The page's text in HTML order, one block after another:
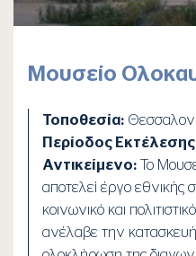
Μουσείο
Τοποθεσία:
Περίοδος
Αντικείμενο: Το
αποτελεί έργο εθνικής
κοινωνικό και
ανέλαβε την